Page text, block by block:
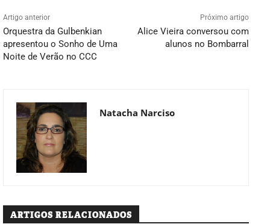
Artigo anterior
Orquestra da Gulbenkian
apresentou o Sonho de Uma
Noite de Verão no CCC
Próximo artigo
Alice Vieira conversou com
alunos no Bombarral
Natacha Narciso
ARTIGOS RELACIONADOS